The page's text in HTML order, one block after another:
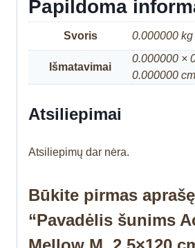
Papildoma
Svoris 0.000000 kg
Išmatavimai
0.000000 ×
0.000000 cm
Atsiliepimai
Atsiliepimų dar nėra.
Būkite pirmas
“Pavadėlis šunims